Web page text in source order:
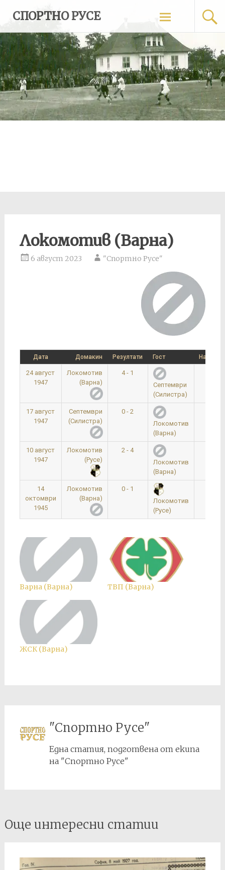
content
СПОРТНО РУСЕ
Локомотив (Варна)
6 август 2023 "Спортно Русе"
Дата Домакин Резултати Гост
24 август
1947
Локомотив
(Варна)
4 - 1
Септември
(Силистра)
17 август
1947
Септември
(Силистра)
0 - 2
Локомотив
(Варна)
10 август
1947
Локомотив
(Русе)
2 - 4
Локомотив
(Варна)
14
октомври
1945
Локомотив
(Варна)
0 - 1
Локомотив
(Русе)
Варна (Варна) ТВП (Варна)
ЖСК (Варна)
"Спортно Русе"
Една статия, подготвена от екипа
на "Спортно Русе"
Post
navigation
Още интересни статии